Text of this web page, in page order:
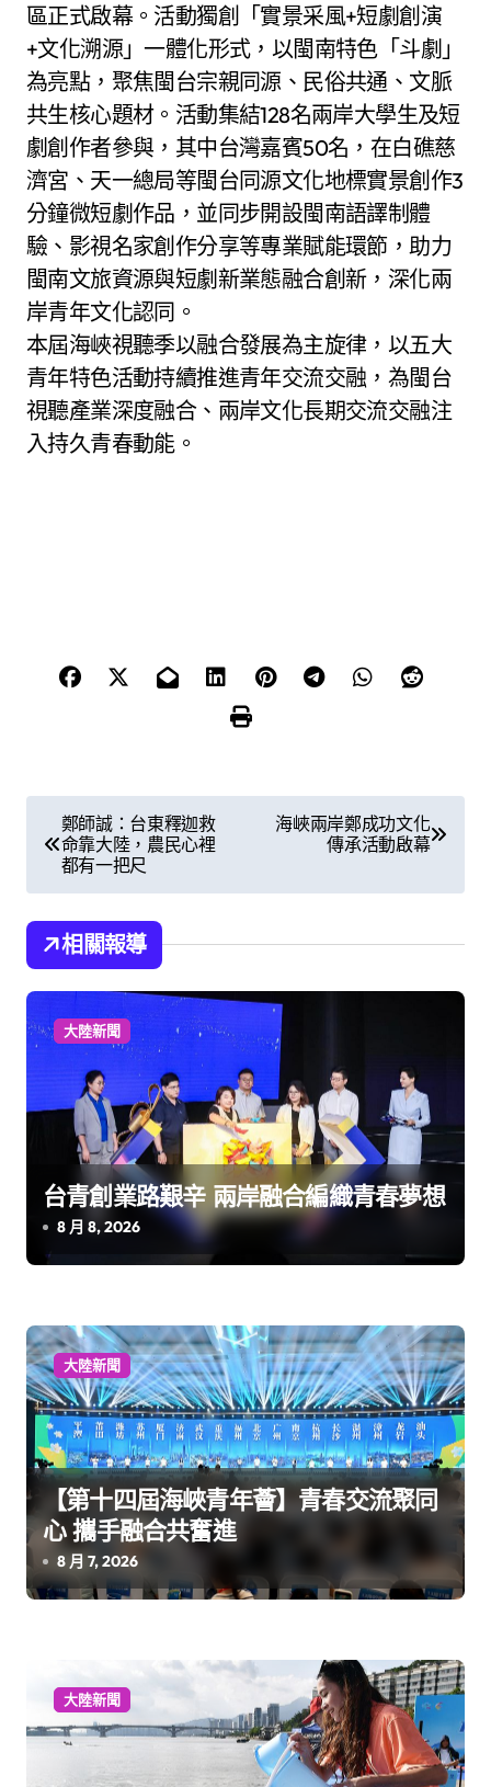
區正式啟幕。活動獨創「實景采風+短劇創演
+文化溯源」一體化形式，以閩南特色「斗劇」
為亮點，聚焦閩台宗親同源、民俗共通、文脈
共生核心題材。活動集結128名兩岸大學生及短
劇創作者參與，其中台灣嘉賓50名，在白礁慈
濟宮、天一總局等閩台同源文化地標實景創作3
分鐘微短劇作品，並同步開設閩南語譯制體
驗、影視名家創作分享等專業賦能環節，助力
閩南文旅資源與短劇新業態融合創新，深化兩
岸青年文化認同。
本屆海峽視聽季以融合發展為主旋律，以五大
青年特色活動持續推進青年交流交融，為閩台
視聽產業深度融合、兩岸文化長期交流交融注
入持久青春動能。
章
導
覽
鄭師誠：台東釋迦救
命靠大陸，農民心裡
都有一把尺
海峽兩岸鄭成功文化
傳承活動啟幕
相關報導
大陸新聞
台青創業路艱辛 兩岸融合編織青春夢想
8 月 8, 2026
大陸新聞
【第十四屆海峽青年薈】青春交流聚同
心 攜手融合共奮進
8 月 7, 2026
大陸新聞